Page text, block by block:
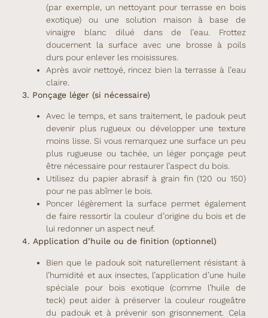
(par exemple, un nettoyant pour terrasse en bois
exotique) ou une solution maison à base de
vinaigre blanc dilué dans de l’eau. Frottez
doucement la surface avec une brosse à poils
durs pour enlever les moisissures.
Après avoir nettoyé, rincez bien la terrasse à l’eau
claire.
3. Ponçage léger (si nécessaire)
Avec le temps, et sans traitement, le padouk peut
devenir plus rugueux ou développer une texture
moins lisse. Si vous remarquez une surface un peu
plus rugueuse ou tachée, un léger ponçage peut
être nécessaire pour restaurer l’aspect du bois.
Utilisez du papier abrasif à grain fin (120 ou 150)
pour ne pas abîmer le bois.
Poncer légèrement la surface permet également
de faire ressortir la couleur d’origine du bois et de
lui redonner un aspect neuf.
4. Application d’huile ou de finition (optionnel)
Bien que le padouk soit naturellement résistant à
l’humidité et aux insectes, l’application d’une huile
spéciale pour bois exotique (comme l’huile de
teck) peut aider à préserver la couleur rougeâtre
du padouk et à prévenir son grisonnement. Cela